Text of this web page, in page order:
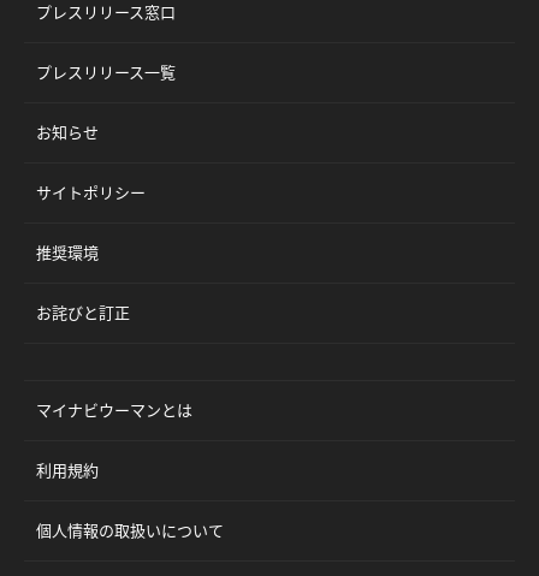
プレスリリース窓口
プレスリリース一覧
お知らせ
サイトポリシー
推奨環境
お詫びと訂正
マイナビウーマンとは
利用規約
個人情報の取扱いについて